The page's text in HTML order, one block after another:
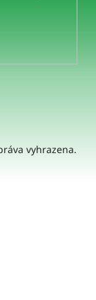
vyhrazena.